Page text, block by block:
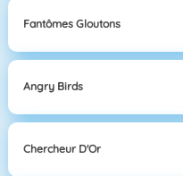
Fantômes Gloutons
Angry Birds
Chercheur D'Or